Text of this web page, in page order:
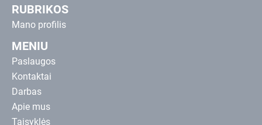
RUBRIKOS
Mano profilis
MENIU
Paslaugos
Kontaktai
Darbas
Apie mus
Taisyklės